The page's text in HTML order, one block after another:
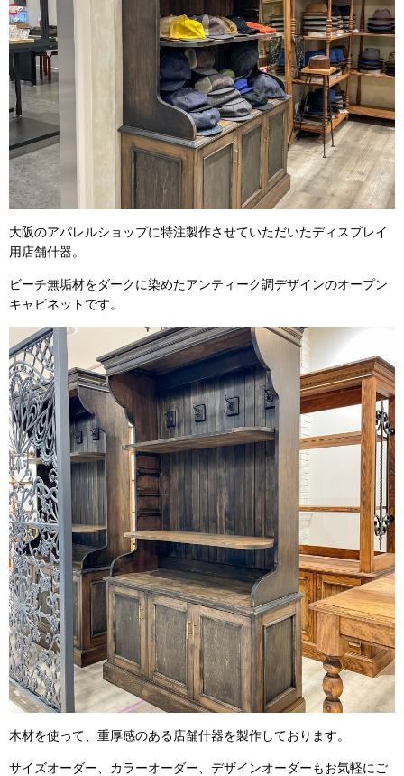
大阪のアパレルショップに特注製作させていただいたディスプレイ
用店舗什器。
ビーチ無垢材をダークに染めたアンティーク調デザインのオープン
キャビネットです。
木材を使って、重厚感のある店舗什器を製作しております。
サイズオーダー、カラーオーダー、デザインオーダーもお気軽にご